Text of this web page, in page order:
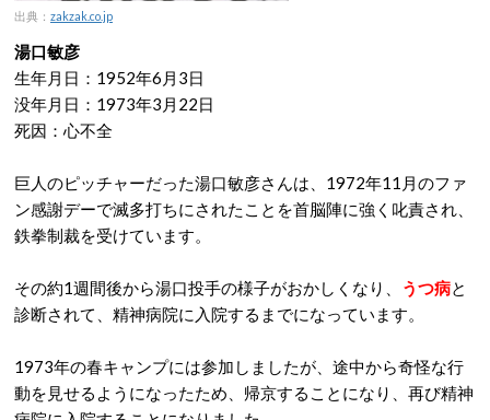
出典： zakzak.co.jp
湯口敏彦
生年月日：1952年6月3日
没年月日：1973年3月22日
死因：心不全
巨人のピッチャーだった湯口敏彦さんは、1972年11月のファ
ン感謝デーで滅多打ちにされたことを首脳陣に強く叱責され、
鉄拳制裁を受けています。
その約1週間後から湯口投手の様子がおかしくなり、 うつ病と
診断されて、精神病院に入院するまでになっています。
1973年の春キャンプには参加しましたが、途中から奇怪な行
動を見せるようになったため、帰京することになり、再び精神